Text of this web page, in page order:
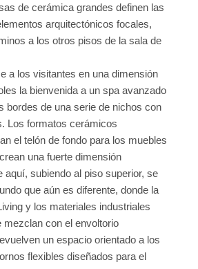
de cerámica grandes definen las
arquitectónicos focales,
a los otros pisos de la sala de
a los visitantes en una dimensión
la bienvenida a un spa avanzado
bordes de una serie de nichos con
Los formatos cerámicos
el telón de fondo para los muebles
una fuerte dimensión
aquí, subiendo al piso superior, se
que aún es diferente, donde la
y los materiales industriales
mezclan con el envoltorio
un espacio orientado a los
flexibles diseñados para el